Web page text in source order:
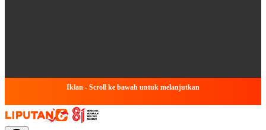
Iklan - Scroll ke bawah untuk melanjutkan